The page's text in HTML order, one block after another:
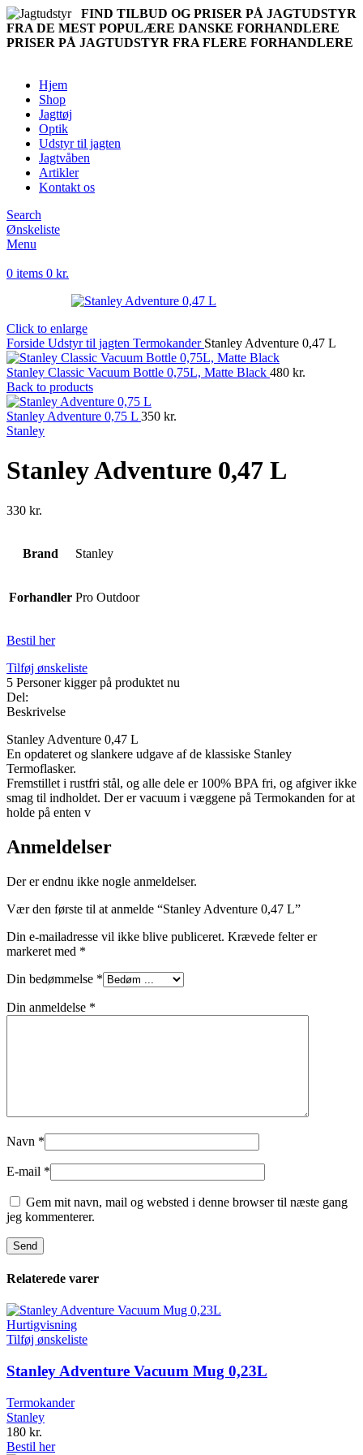
FIND TILBUD OG PRISER PÅ JAGTUDSTYR
FRA DE MEST POPULÆRE DANSKE FORHANDLERE
PRISER PÅ JAGTUDSTYR FRA FLERE FORHANDLERE
Hjem
Shop
Jagttøj
Optik
Udstyr til jagten
Jagtvåben
Artikler
Kontakt os
Search
Ønskeliste
Menu
0 items 0 kr.
Click to enlarge
Forside Udstyr til jagten Termokander Stanley Adventure 0,47 L
Stanley Classic Vacuum Bottle 0,75L, Matte Black 480 kr.
Back to products
Stanley Adventure 0,75 L 350 kr.
Stanley
Stanley Adventure 0,47 L
330 kr.
Brand Stanley
Forhandler Pro Outdoor
Bestil her
Tilføj ønskeliste
5 Personer kigger på produktet nu
Del:
Beskrivelse
Stanley Adventure 0,47 L
En opdateret og slankere udgave af de klassiske Stanley
Termoflasker.
Fremstillet i rustfri stål, og alle dele er 100% BPA fri, og afgiver ikke
smag til indholdet. Der er vacuum i væggene på Termokanden for at
holde på enten v
Anmeldelser
Der er endnu ikke nogle anmeldelser.
Vær den første til at anmelde “Stanley Adventure 0,47 L”
Din e-mailadresse vil ikke blive publiceret. Krævede felter er
markeret med *
Din bedømmelse *
Din anmeldelse *
Navn *
E-mail *
Gem mit navn, mail og websted i denne browser til næste gang
jeg kommenterer.
Relaterede varer
Hurtigvisning
Tilføj ønskeliste
Stanley Adventure Vacuum Mug 0,23L
Termokander
Stanley
180 kr.
Bestil her